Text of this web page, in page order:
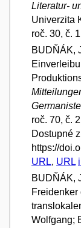
Literatur-
Univerzita
roč. 30, č.
BUDŇÁK,
roč. 70, č.
Dostupné
https://
URL, URL
BUDŇÁK,
Wolfgang;